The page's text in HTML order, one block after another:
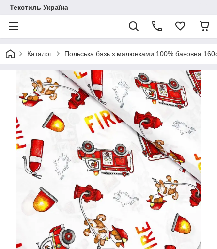
Текстиль Україна
Каталог Польська бязь з малюнками 100% бавовна